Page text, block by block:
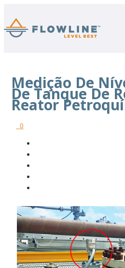
Medição De
De Tanque De
Reator
0